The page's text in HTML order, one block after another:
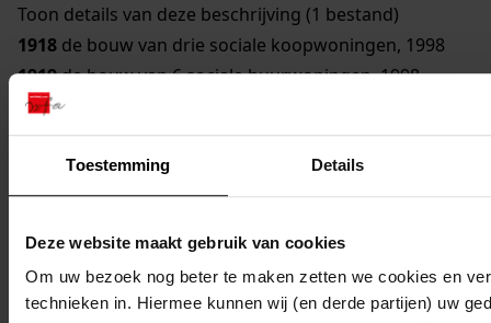
Toestemming Details
Deze website maakt gebruik van cookies
Om uw bezoek nog beter te maken zetten we cookies en
technieken in. Hiermee kunnen wij (en derde partijen) uw
Toon details van deze beschrijving (1 bestand)
1918 de bouw van drie sociale koopwoningen, 1998
1919de bouw van 6 sociale huurwoningen, 1998
1920de bouw van 10 vrije sector koopwoningen, 1998
1921de herbouw van de woning, 1998
Toon details van deze beschrijving (1 bestand)
1922de bouw van een duivenhok, 1998
de bouw van een serre, 1998
Toon details van deze beschrijving (1 bestand)